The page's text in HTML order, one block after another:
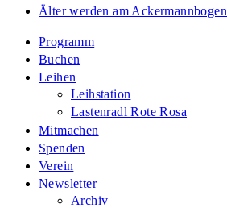
Älter werden am Ackermannbogen
Programm
Buchen
Leihen
Leihstation
Lastenradl Rote Rosa
Mitmachen
Spenden
Verein
Newsletter
Archiv